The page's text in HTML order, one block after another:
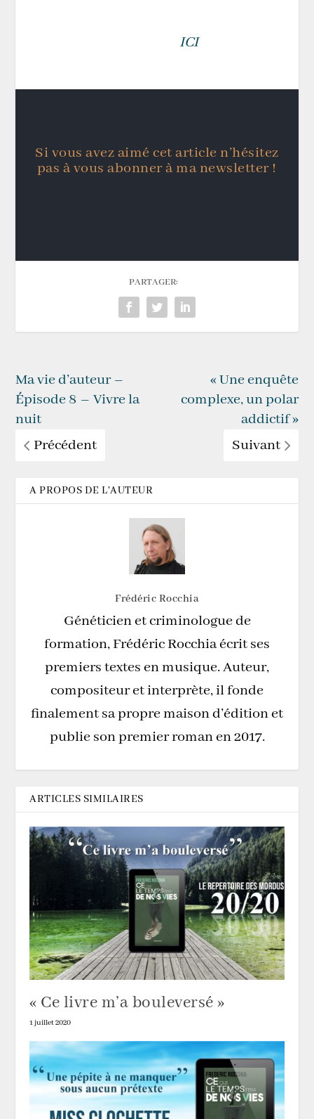
ICI.
Si vous avez aimé cet article n’hésitez
pas à vous abonner à ma newsletter !
PARTAGER:
Ma vie d’auteur –
Épisode 8 – Vivre la
nuit
Précédent
« Une enquête
complexe, un polar
addictif »
Suivant
A PROPOS DE L'AUTEUR
Frédéric Rocchia
Généticien et criminologue de
formation, Frédéric Rocchia écrit ses
premiers textes en musique. Auteur,
compositeur et interprète, il fonde
finalement sa propre maison d’édition et
publie son premier roman en 2017.
ARTICLES SIMILAIRES
« Ce livre m’a bouleversé »
1 juillet 2020